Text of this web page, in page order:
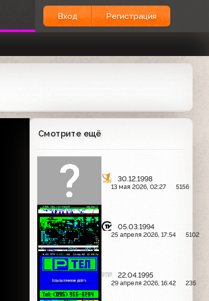
Вход Регистрация
Смотрите ещё
30.12.1998
13 мая 2026, 02:27 5156
05.03.1994
25 апреля 2026, 17:54 5102
22.04.1995
29 апреля 2026, 16:42 235